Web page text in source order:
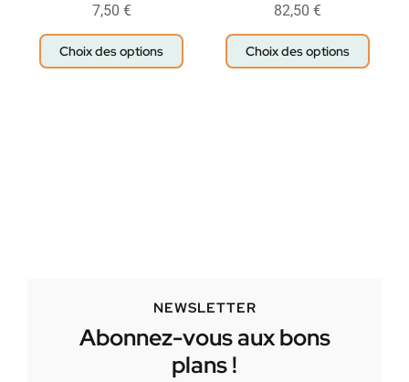
7,50 €
Choix des options
82,50 €
Choix des options
NEWSLETTER
Abonnez-vous aux bons
plans !